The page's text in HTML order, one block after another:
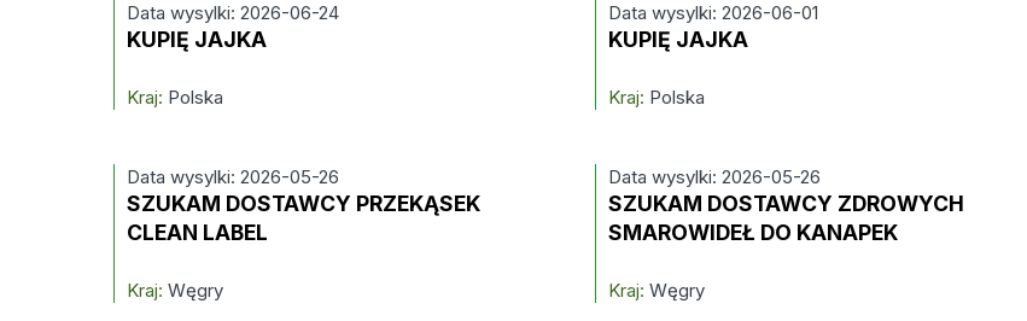
Data wysylki: 2026-06-24
KUPIĘ JAJKA
Kraj: Polska
Data wysylki: 2026-06-01
KUPIĘ JAJKA
Kraj: Polska
Data wysylki: 2026-05-26
SZUKAM DOSTAWCY PRZEKĄSEK
CLEAN LABEL
Kraj: Węgry
Data wysylki: 2026-05-26
SZUKAM DOSTAWCY ZDROWYCH
SMAROWIDEŁ DO KANAPEK
Kraj: Węgry